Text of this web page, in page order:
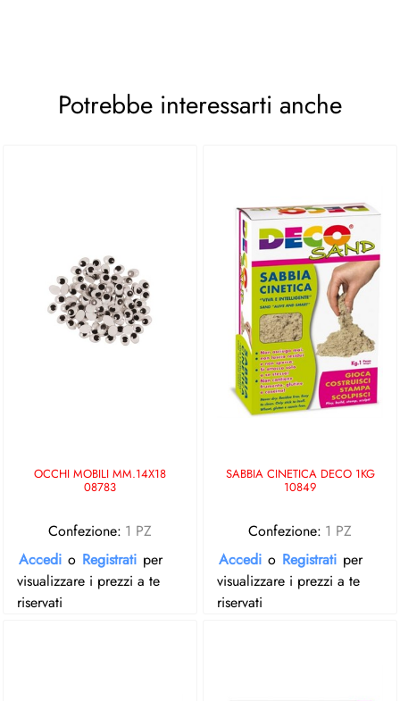
Potrebbe interessarti anche
OCCHI MOBILI MM.14X18
08783
Confezione: 1 PZ
Accedi o Registrati per
visualizzare i prezzi a te
riservati
SABBIA CINETICA DECO 1KG
10849
Confezione: 1 PZ
Accedi o Registrati per
visualizzare i prezzi a te
riservati